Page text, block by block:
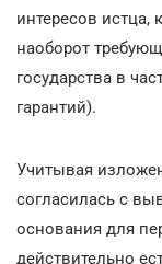
интересов истца,
наоборот
государства в
гарантий).
Учитывая
согласилась с
основания для
действительно